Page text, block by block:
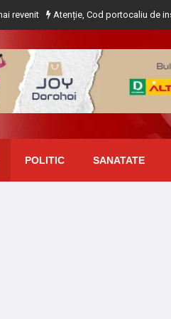
Atenție, Cod portocaliu de instabilitate
POLITIC SANATATE